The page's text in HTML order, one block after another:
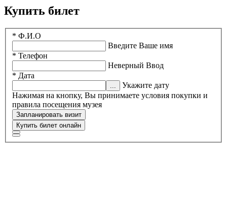
Купить билет
* Ф.И.О
Введите Ваше имя
* Телефон
Неверный Ввод
* Дата
Укажите дату
Нажимая на кнопку, Вы принимаете условия покупки и
правила посещения музея
Запланировать визит
Купить билет онлайн